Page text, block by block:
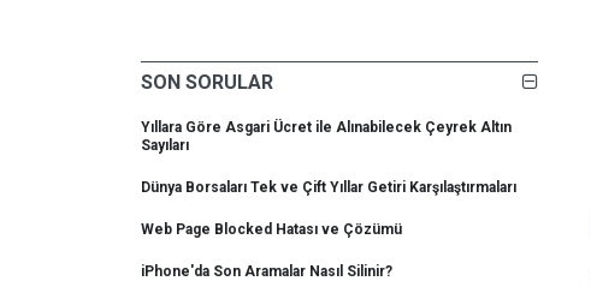
SON SORULAR
Yıllara Göre Asgari Ücret ile Alınabilecek Çeyrek Altın
Sayıları
Dünya Borsaları Tek ve Çift Yıllar Getiri Karşılaştırmaları
Web Page Blocked Hatası ve Çözümü
iPhone'da Son Aramalar Nasıl Silinir?